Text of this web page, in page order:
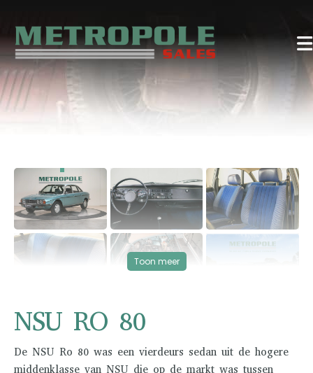
VERKOCHT
‹ ›
Toon meer
NSU RO 80
De NSU Ro 80 was een vierdeurs sedan uit de hogere
middenklasse van NSU die op de markt was tussen